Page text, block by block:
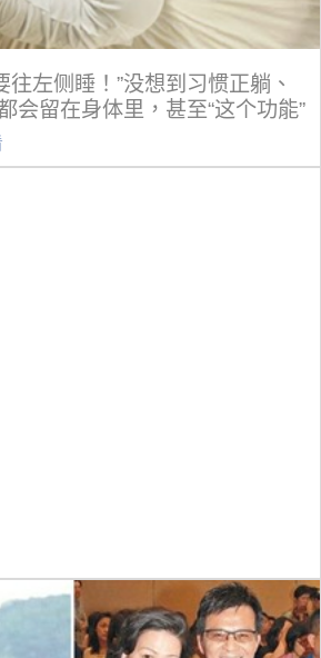
往左侧睡！”没想到习惯正躺、
会留在身体里，甚至“这个功能”